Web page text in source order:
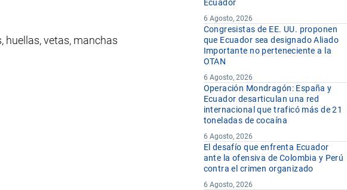
huellas, vetas, manchas
Ecuador
6 Agosto, 2026
Congresistas de EE. UU. proponen
que Ecuador sea designado Aliado
Importante no perteneciente a la
OTAN
6 Agosto, 2026
Operación Mondragón: España y
Ecuador desarticulan una red
internacional que traficó más de 21
toneladas de cocaína
6 Agosto, 2026
El desafío que enfrenta Ecuador
ante la ofensiva de Colombia y Perú
contra el crimen organizado
6 Agosto, 2026